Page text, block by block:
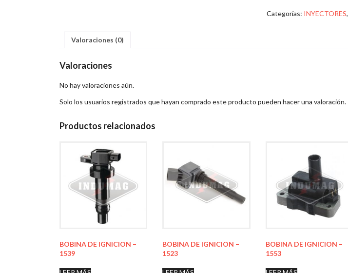
Categorías: INYECTORES,
Valoraciones (0)
Valoraciones
No hay valoraciones aún.
Solo los usuarios registrados que hayan comprado este producto pueden hacer una valoración.
Productos relacionados
BOBINA DE IGNICION –
1539
BOBINA DE IGNICION –
1523
BOBINA DE IGNICION –
1553